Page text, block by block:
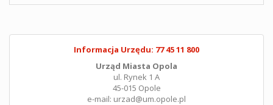
Informacja Urzędu: 77 45 11 800
Urząd Miasta Opola
ul. Rynek 1 A
45-015 Opole
e-mail: urzad@um.opole.pl